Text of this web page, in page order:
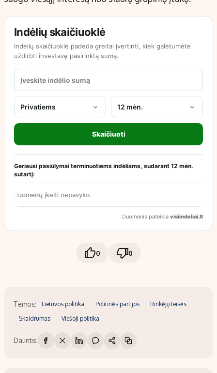
0 0
Temos: Lietuvos politika Politinės partijos Rinkėjų teisės
Skaidrumas Viešoji politika
Dalintis: